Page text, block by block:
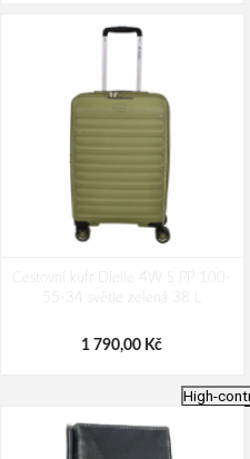
Cestovní kufr Dielle 4W S PP 100-
55-34 světle zelená 38 L
1 790,00 Kč
High-